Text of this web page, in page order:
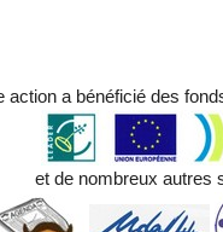
action a bénéficié des
et de nombreux autres